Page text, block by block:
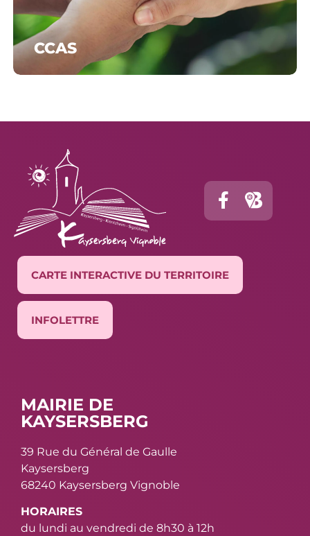
CCAS
CARTE INTERACTIVE DU TERRITOIRE
INFOLETTRE
MAIRIE DE
KAYSERSBERG
39 Rue du Général de Gaulle
Kaysersberg
68240 Kaysersberg Vignoble
HORAIRES
du lundi au vendredi de 8h30 à 12h